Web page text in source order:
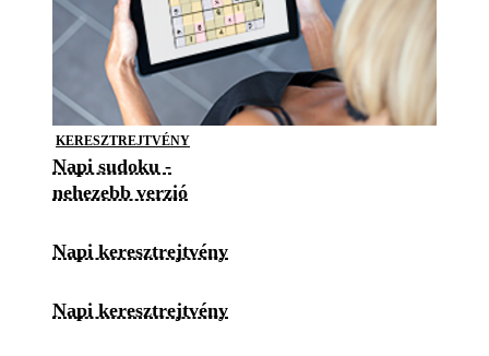
KERESZTREJTVÉNY
Napi sudoku -
nehezebb verzió
Napi keresztrejtvény
Napi keresztrejtvény